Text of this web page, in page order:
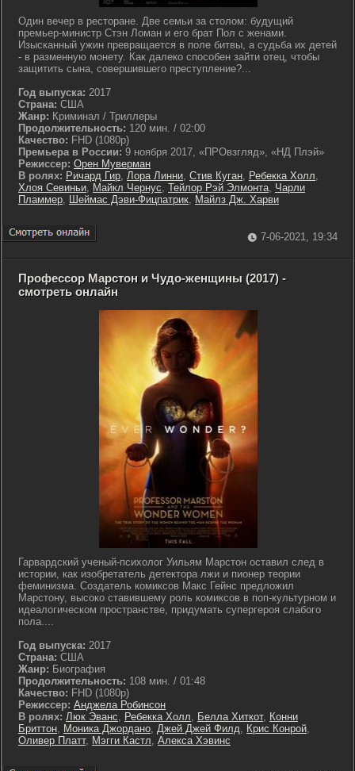
Один вечер в ресторане. Две семьи за столом: будущий
премьер-министр Стэн Ломан и его брат Пол с женами.
Изысканный ужин превращается в поле битвы, а судьба их детей
- в разменную монету. Как далеко способен зайти отец, чтобы
защитить сына, совершившего преступление?...
Год выпуска: 2017
Страна: США
Жанр: Криминал / Триллеры
Продолжительность: 120 мин. / 02:00
Качество: FHD (1080p)
Премьера в России: 9 ноября 2017, «ПРОвзгляд», «НД Плэй»
Режиссер: Орен Муверман
В ролях: Ричард Гир, Лора Линни, Стив Куган, Ребекка Холл,
Хлоя Севиньи, Майкл Чернус, Тейлор Рэй Элмонта, Чарли
Пламмер, Шеймас Дэви-Фицпатрик, Майлз Дж. Харви
7-06-2021, 19:34
Профессор Марстон и Чудо-женщины (2017) -
смотреть онлайн
Гарвардский ученый-психолог Уильям Марстон оставил след в
истории, как изобретатель детектора лжи и пионер теории
феминизма. Создатель комиксов Макс Гейнс предложил
Марстону, высоко ставившему роль комиксов в поп-культурном и
идеалогическом пространстве, придумать супергероя слабого
пола....
Год выпуска: 2017
Страна: США
Жанр: Биография
Продолжительность: 108 мин. / 01:48
Качество: FHD (1080p)
Режиссер: Анджела Робинсон
В ролях: Люк Эванс, Ребекка Холл, Белла Хиткот, Конни
Бриттон, Моника Джордано, Джей Джей Филд, Крис Конрой,
Оливер Платт, Мэгги Кастл, Алекса Хэвинс